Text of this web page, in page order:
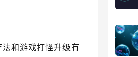
和游戏打怪升级有